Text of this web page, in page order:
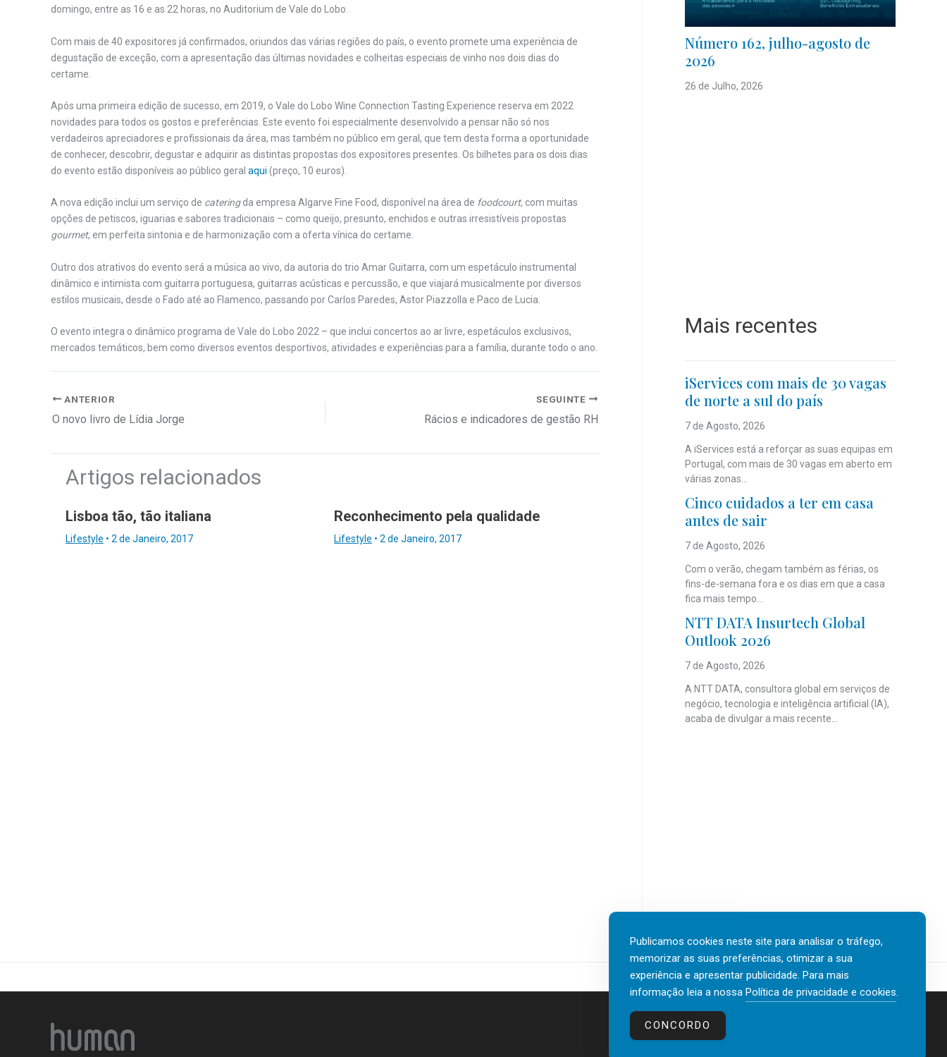
domingo, entre as 16 e as 22 horas, no Auditorium de Vale do Lobo.
Com mais de 40 expositores já confirmados, oriundos das várias regiões do país, o evento promete uma experiência de
degustação de exceção, com a apresentação das últimas novidades e colheitas especiais de vinho nos dois dias do
certame.
Após uma primeira edição de sucesso, em 2019, o Vale do Lobo Wine Connection Tasting Experience reserva em 2022
novidades para todos os gostos e preferências. Este evento foi especialmente desenvolvido a pensar não só nos
verdadeiros apreciadores e profissionais da área, mas também no público em geral, que tem desta forma a oportunidade
de conhecer, descobrir, degustar e adquirir as distintas propostas dos expositores presentes. Os bilhetes para os dois dias
do evento estão disponíveis ao público geral aqui (preço, 10 euros).
A nova edição inclui um serviço de cateringda empresa Algarve Fine Food, disponível na área de foodcourt, com muitas
opções de petiscos, iguarias e sabores tradicionais – como queijo, presunto, enchidos e outras irresistíveis propostas
gourmet, em perfeita sintonia e de harmonização com a oferta vínica do certame.
Outro dos atrativos do evento será a música ao vivo, da autoria do trio Amar Guitarra, com um espetáculo instrumental
dinâmico e intimista com guitarra portuguesa, guitarras acústicas e percussão, e que viajará musicalmente por diversos
estilos musicais, desde o Fado até ao Flamenco, passando por Carlos Paredes, Astor Piazzolla e Paco de Lucia.
O evento integra o dinâmico programa de Vale do Lobo 2022 – que inclui concertos ao ar livre, espetáculos exclusivos,
mercados temáticos, bem como diversos eventos desportivos, atividades e experiências para a família, durante todo o ano.
ANTERIOR
O novo livro de Lídia Jorge
SEGUINTE
Rácios e indicadores de gestão RH
Artigos relacionados
Lisboa tão, tão italiana
Lifestyle • 2 de Janeiro, 2017
Reconhecimento pela qualidade
Lifestyle • 2 de Janeiro, 2017
Número 162, julho-agosto de
2026
26 de Julho, 2026
Mais recentes
iServices com mais de 30 vagas
de norte a sul do país
7 de Agosto, 2026
A iServices está a reforçar as suas equipas em
Portugal, com mais de 30 vagas em aberto em
várias zonas...
Cinco cuidados a ter em casa
antes de sair
7 de Agosto, 2026
Com o verão, chegam também as férias, os
fins-de-semana fora e os dias em que a casa
fica mais tempo...
NTT DATA Insurtech Global
Outlook 2026
7 de Agosto, 2026
A NTT DATA, consultora global em serviços de
negócio, tecnologia e inteligência artificial (IA),
acaba de divulgar a mais recente...
Contactos
Publicamos cookies neste site para analisar o tráfego,
memorizar as suas preferências, otimizar a sua
experiência e apresentar publicidade. Para mais
informação leia a nossa Política de privacidade e cookies.
CONCORDO